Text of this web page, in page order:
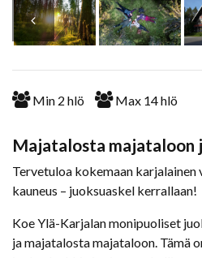
Min 2 hlö Max 14hlö
Majatalosta majataloon
Tervetuloa kokemaan karjalainen
kauneus – juoksuaskel kerrallaan!
Koe Ylä-Karjalan monipuoliset
ja majatalosta majataloon. Tämä